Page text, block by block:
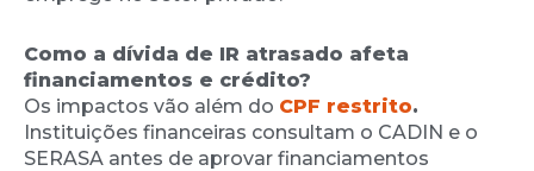
Como a dívida de IR atrasado afeta
financiamentos e crédito?
Os impactos vão além do CPF restrito.
Instituições financeiras consultam o CADIN e o
SERASA antes de aprovar financiamentos